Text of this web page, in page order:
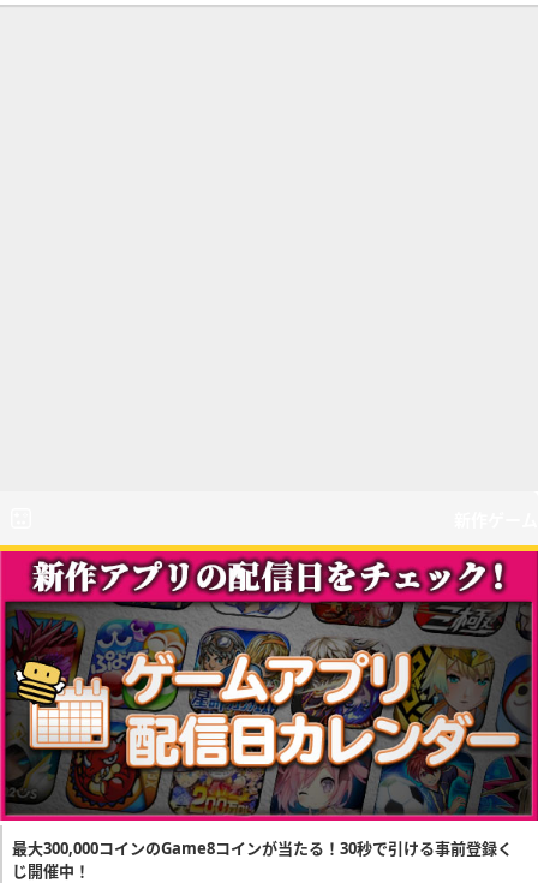
最大300,000コインのGame8コインが当たる！30秒で引ける事前登録く
じ開催中！